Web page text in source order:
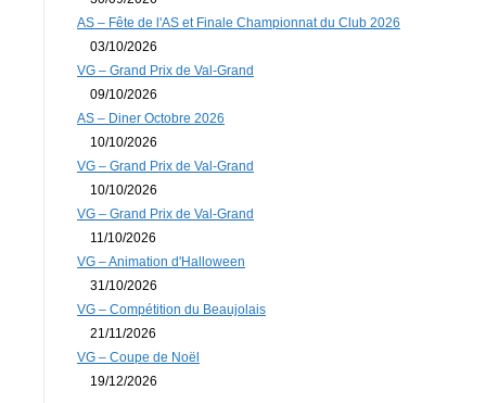
AS – Fête de l'AS et Finale Championnat du Club 2026
03/10/2026
VG – Grand Prix de Val-Grand
09/10/2026
AS – Diner Octobre 2026
10/10/2026
VG – Grand Prix de Val-Grand
10/10/2026
VG – Grand Prix de Val-Grand
11/10/2026
VG – Animation d'Halloween
31/10/2026
VG – Compétition du Beaujolais
21/11/2026
VG – Coupe de Noël
19/12/2026